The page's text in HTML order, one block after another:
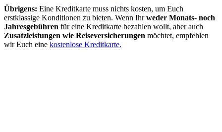
Übrigens: Eine Kreditkarte muss nichts kosten, um Euch
erstklassige Konditionen zu bieten. Wenn Ihrweder Monats- noch
Jahresgebühren für eine Kreditkarte bezahlen wollt, aber auch
Zusatzleistungen wie Reiseversicherungen möchtet, empfehlen
wir Euch eine kostenlose Kreditkarte.